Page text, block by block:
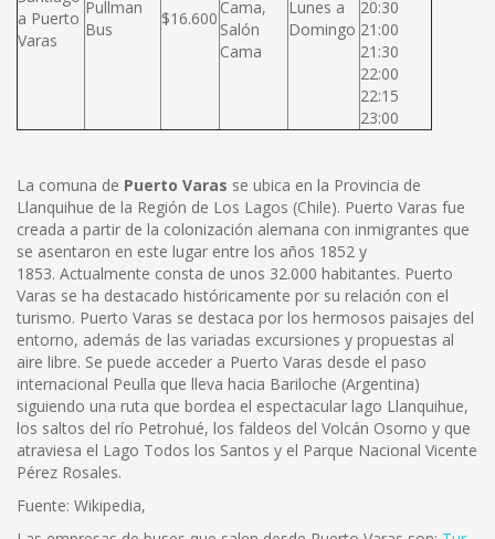
a Puerto
Varas
Pullman
Bus
$16.600
Cama,
Salón
Cama
Lunes a
Domingo
20:30
21:00
21:30
22:00
22:15
23:00
La comuna de Puerto Varas se ubica en la Provincia de
Llanquihue de la Región de Los Lagos (Chile). Puerto Varas fue
creada a partir de la colonización alemana con inmigrantes que
se asentaron en este lugar entre los años 1852 y
1853. Actualmente consta de unos 32.000 habitantes. Puerto
Varas se ha destacado históricamente por su relación con el
turismo. Puerto Varas se destaca por los hermosos paisajes del
entorno, además de las variadas excursiones y propuestas al
aire libre. Se puede acceder a Puerto Varas desde el paso
internacional Peulla que lleva hacia Bariloche (Argentina)
siguiendo una ruta que bordea el espectacular lago Llanquihue,
los saltos del río Petrohué, los faldeos del Volcán Osorno y que
atraviesa el Lago Todos los Santos y el Parque Nacional Vicente
Pérez Rosales.
Fuente: Wikipedia,